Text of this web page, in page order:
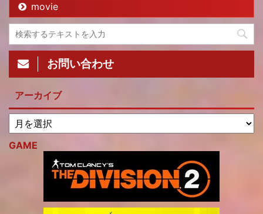
movie
お問い合わせ
アーカイブ
GAME